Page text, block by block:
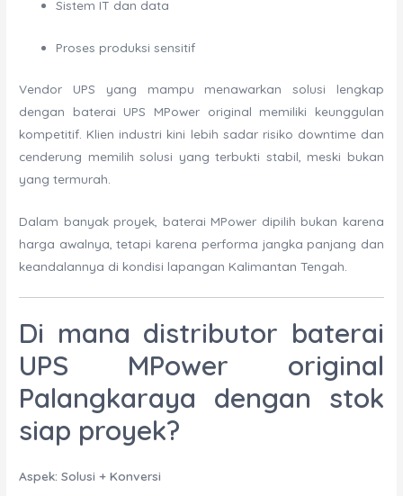
Sistem IT dan data
Proses produksi sensitif
Vendor UPS yang mampu menawarkan solusi lengkap
dengan baterai UPS MPower original memiliki keunggulan
kompetitif. Klien industri kini lebih sadar risiko downtime dan
cenderung memilih solusi yang terbukti stabil, meski bukan
yang termurah.
Dalam banyak proyek, baterai MPower dipilih bukan karena
harga awalnya, tetapi karena performa jangka panjang dan
keandalannya di kondisi lapangan Kalimantan Tengah.
Di mana distributor baterai
UPS MPower original
Palangkaraya dengan stok
siap proyek?
Aspek: Solusi + Konversi